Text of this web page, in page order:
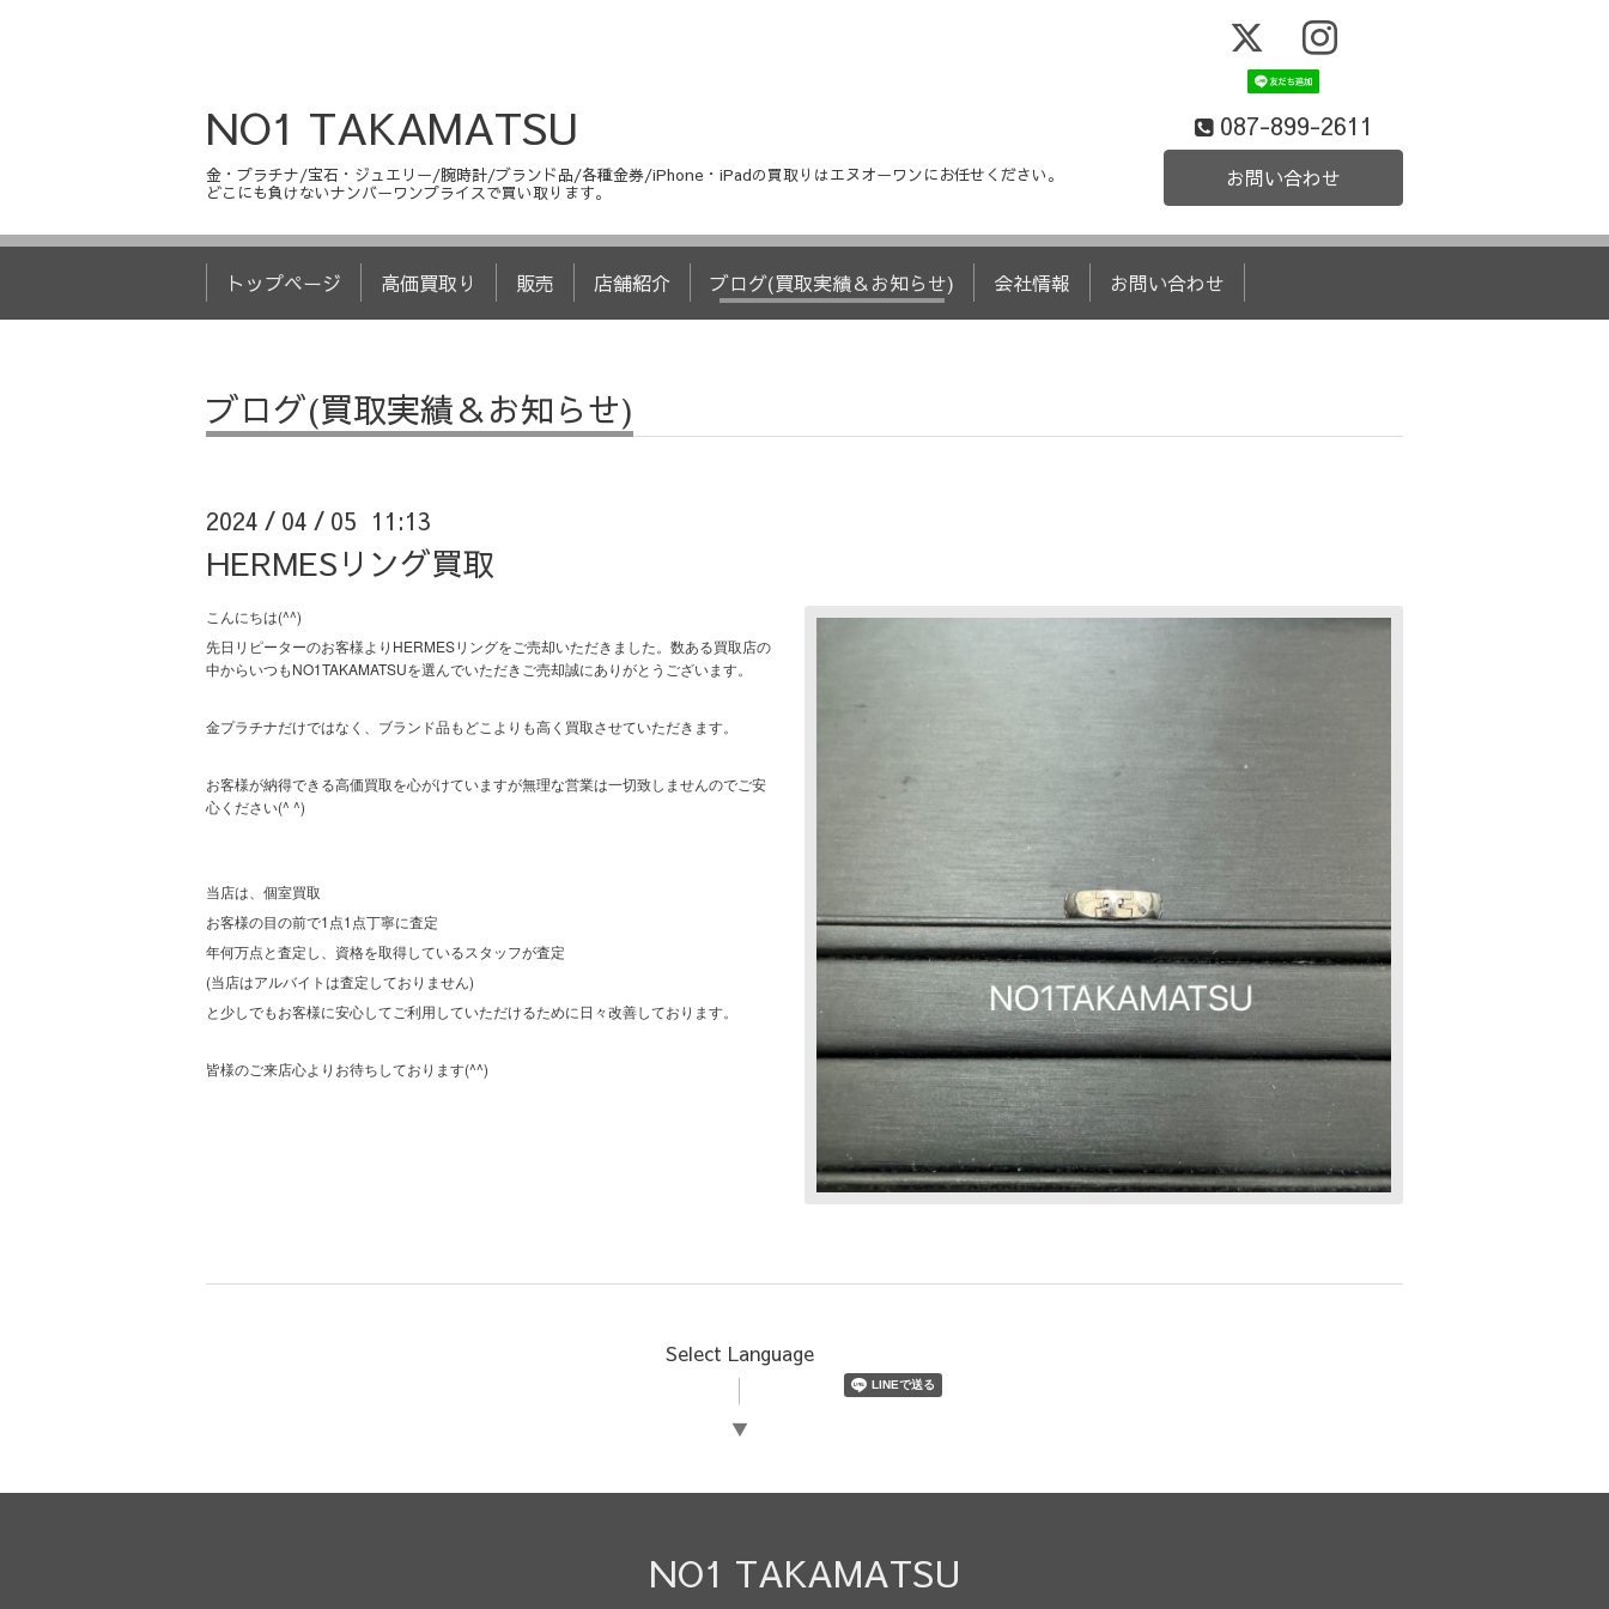
NO1 TAKAMATSU
金・プラチナ/宝石・ジュエリー/腕時計/ブランド品/各種金券/iPhone・iPadの買取りはエヌオーワンにお任せください。
どこにも負けないナンバーワンプライスで買い取ります。
087-899-2611
お問い合わせ
トップページ 高価買取り 販売 店舗紹介 ブログ(買取実績＆お知らせ) 会社情報 お問い合わせ
ブログ(買取実績＆お知らせ)
2024 / 04 / 05 11:13
HERMESリング買取
こんにちは(^^)
先日リピーターのお客様よりHERMESリングをご売却いただきました。数ある買取店の
中からいつもNO1TAKAMATSUを選んでいただきご売却誠にありがとうございます。
金プラチナだけではなく、ブランド品もどこよりも高く買取させていただきます。
お客様が納得できる高価買取を心がけていますが無理な営業は一切致しませんのでご安
心ください(^ ^)
当店は、個室買取
お客様の目の前で1点1点丁寧に査定
年何万点と査定し、資格を取得しているスタッフが査定
(当店はアルバイトは査定しておりません)
と少しでもお客様に安心してご利用していただけるために日々改善しております。
皆様のご来店心よりお待ちしております(^^)
Select Language
▼
NO1 TAKAMATSU